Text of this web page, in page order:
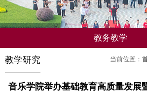
教务教学
当前位置：
教学研究
音乐学院举办基础教育高质量发展